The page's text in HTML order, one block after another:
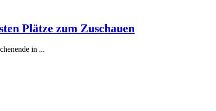
Plätze zum Zuschauen
in ...